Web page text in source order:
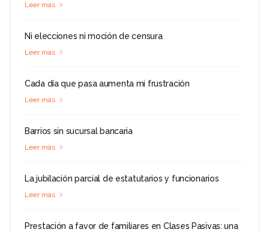
Leer más
Ni elecciones ni moción de censura
Leer más
Cada día que pasa aumenta mi frustración
Leer más
Barrios sin sucursal bancaria
Leer más
La jubilación parcial de estatutarios y funcionarios
Leer más
Prestación a favor de familiares en Clases Pasivas: una